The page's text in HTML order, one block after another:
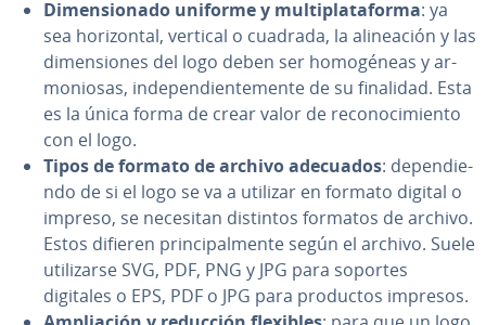
Di­me­n­sio­na­do uniforme y mu­l­ti­pla­ta­fo­r­ma: ya
sea ho­ri­zo­n­tal, vertical o cuadrada, la ali­nea­ción y las
di­me­n­sio­nes del logo deben ser ho­mo­gé­neas y ar­
mo­nio­sas, in­de­pe­n­die­n­te­me­n­te de su finalidad. Esta
es la única forma de crear valor de re­co­no­ci­mie­n­to
con el logo.
Tipos de formato de archivo adecuados: de­pe­n­die­
n­do de si el logo se va a utilizar en formato digital o
impreso, se necesitan distintos formatos de archivo.
Estos difieren pri­n­ci­pa­l­me­n­te según el archivo. Suele
uti­li­zar­se SVG, PDF, PNG y JPG para soportes
digitales o EPS, PDF o JPG para productos impresos.